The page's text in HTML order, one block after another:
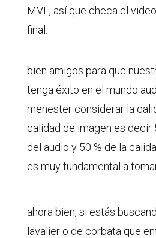
MVL, así que checa el
final.
bien amigos para que
tenga éxito en el mundo
menester considerar la
calidad de imagen es decir
del audio y 50 % de la
es muy fundamental a
ahora bien, si estás
lavalier o de corbata que